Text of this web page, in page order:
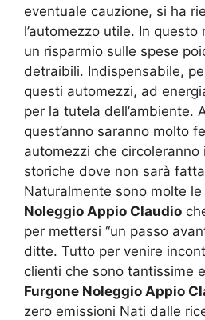
eventuale cauzione, si ha
l’automezzo utile. In
un risparmio sulle spese
detraibili. Indispensabile,
questi automezzi, ad
per la tutela dell’ambiente.
quest’anno saranno molto
automezzi che circoleranno
storiche dove non sarà
Naturalmente sono molte
Noleggio Appio Claudio
per mettersi “un passo
ditte. Tutto per venire
clienti che sono tantissime
Furgone Noleggio Appio
zero emissioni Nati dalle